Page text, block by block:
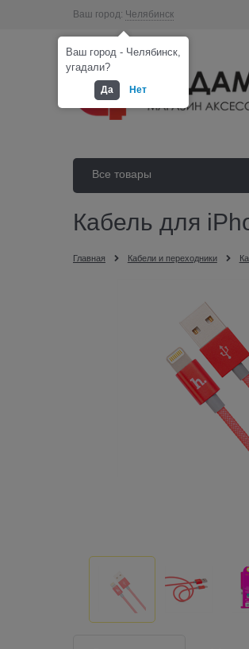
Ваш город: Челябинск
Все товары
Кабель для
Главная Кабели и переходники
Ваш город - Челябинск,
угадали?
Да Нет